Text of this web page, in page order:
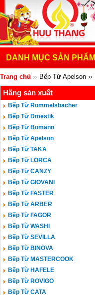
DANH MỤC SẢN PHẨM
Trang chủ Bếp Từ Apelson
MASTERCOOK
Hãng sản xuất
Bếp Từ Rommelsbacher
Bếp Từ Dmestik
Bếp Từ Bomann
Bếp Từ Apelson
Bếp Từ TAKA
Bếp Từ LORCA
Bếp Từ CANZY
Bếp Từ GIOVANI
Bếp Từ FASTER
Bếp Từ ARBER
Bếp Từ FAGOR
Bếp Từ WASHI
Bếp Từ SEVILLA
Bếp Từ BINOVA
Bếp Từ MASTERCOOK
Bếp Từ HAFELE
Bếp Từ ROVIGO
Bếp Từ CATA